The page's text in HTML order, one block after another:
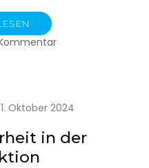
zu
seinen
Lagebericht
zur
1. Oktober 2024
in der